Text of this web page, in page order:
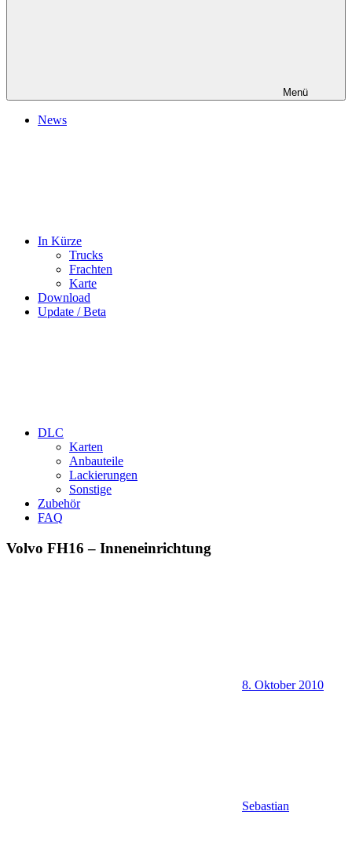
Menü
News
In Kürze
Trucks
Frachten
Karte
Download
Update / Beta
DLC
Karten
Anbauteile
Lackierungen
Sonstige
Zubehör
FAQ
Volvo FH16 – Inneneinrichtung
8. Oktober 2010
Sebastian